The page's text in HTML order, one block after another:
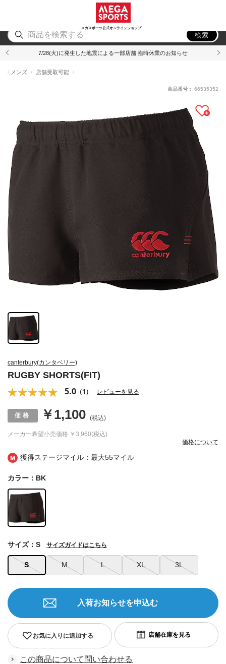
メガスポーツ公式オンラインショップ
アウトドア
検索
7/28(火)に発生した地震による一部店舗 臨時休業のお知らせ
獲得ステージマイル：最大55マイル
canterbury(カンタベリー)
RUGBY SHORTS(FIT)
5.0 （1） レビューを見る
メンズ 店舗受取可能
メーカー希望小売価格 ￥3,960(税込)
￥1,100 (税込)
価格について
商品番号： 66535352
カラー：BK
S M L XL 3L
サイズ：S サイズガイドはこちら
お気に入りに追加する
入荷お知らせを申込む
この商品について問い合わせる